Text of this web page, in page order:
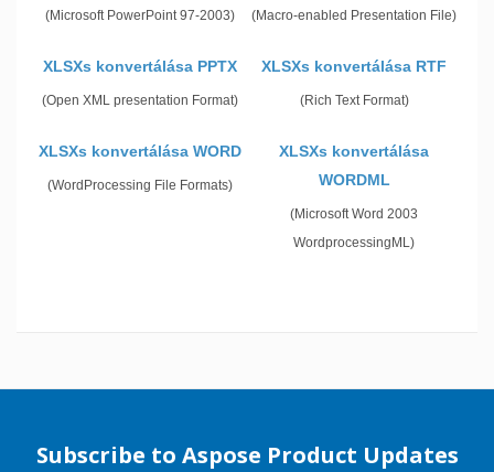
(Microsoft PowerPoint 97-2003) (Macro-enabled Presentation File)
XLSXs konvertálása PPTX
(Open XML presentation Format)
XLSXs konvertálása RTF
(Rich Text Format)
XLSXs konvertálása WORD
(WordProcessing File Formats)
XLSXs konvertálása
WORDML
(Microsoft Word 2003
WordprocessingML)
Subscribe to Aspose Product Updates